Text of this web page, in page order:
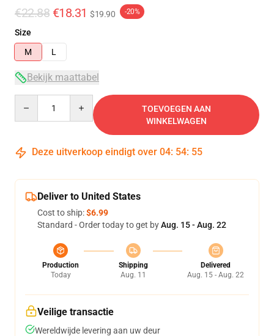
€22.88 €18.31 $19.90 -20%
Size
M
L
Bekijk maattabel
TOEVOEGEN AAN
WINKELWAGEN
Deze uitverkoop eindigt over 04: 54: 54
Deliver to United States
Cost to ship:$6.99
Standard - Order today to get byAug. 15 - Aug. 22
Production
Today
Shipping
Aug. 11
Delivered
Aug. 15 - Aug. 22
Veilige transactie
Wereldwijde levering aan uw deur